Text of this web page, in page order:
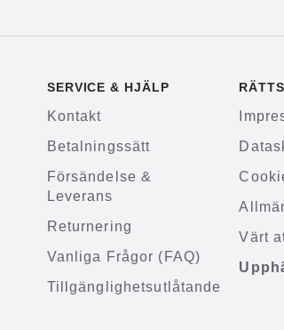
SERVICE & HJÄLP
Kontakt
Betalningssätt
Försändelse &
Leverans
Returnering
Vanliga Frågor (FAQ)
Tillgänglighetsutlåtande
Värt